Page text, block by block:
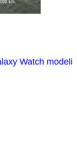
Watch modeli